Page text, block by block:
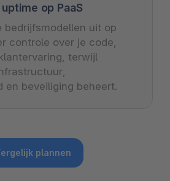
op PaaS
bedrijfsmodellen uit op
controle over je code,
terwijl
en beveiliging beheert.
plannen